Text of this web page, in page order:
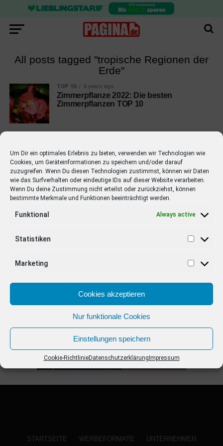
Um Dir ein optimales Erlebnis zu bieten, verwenden wir Technologien wie
Cookies, um Geräteinformationen zu speichern und/oder darauf
zuzugreifen. Wenn Du diesen Technologien zustimmst, können wir Daten
wie das Surfverhalten oder eindeutige IDs auf dieser Website verarbeiten.
Wenn Du deine Zustimmung nicht erteilst oder zurückziehst, können
bestimmte Merkmale und Funktionen beeinträchtigt werden.
Funktional Always active
Statistiken
Marketing
Cookies akzeptieren
Nur funktionale Cookies
Einstellungen speichern
Cookie-RichtlinieDatenschutzerklärung Impressum
All posts tagged "tropische Regionen der
Erde"
TOP 10 6 years ago
Zimmerpflanze 2022: Die besten
Zimmerpflanzen TOP 10
EMPFOHLEN
STARS 4 years ago
Barbara Schöneberger Moderatorin
STARTSEITE WERBEFORMATE UNTERNEHMEN